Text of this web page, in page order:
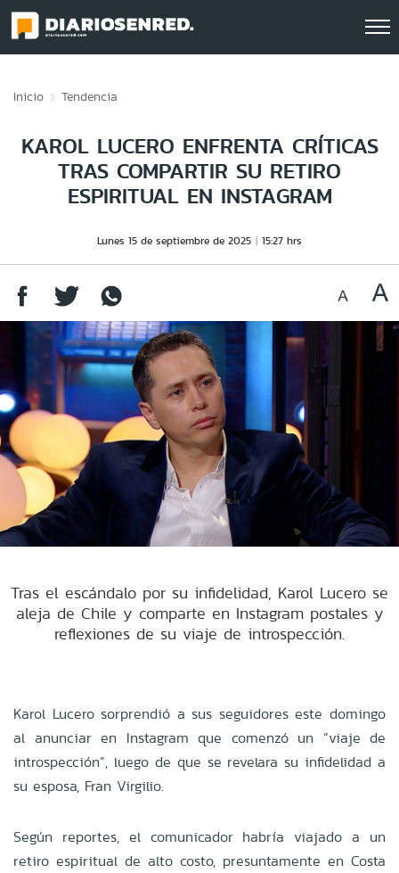
Inicio Tendencia
KAROL LUCERO ENFRENTA CRÍTICAS
TRAS COMPARTIR SU RETIRO
ESPIRITUAL EN INSTAGRAM
Lunes 15 de septiembre de 2025 15:27 hrs
Tras el escándalo por su infidelidad, Karol Lucero se
aleja de Chile y comparte en Instagram postales y
reflexiones de su viaje de introspección.
Karol Lucero sorprendió a sus seguidores este domingo
al anunciar en Instagram que comenzó un “viaje de
introspección”, luego de que se revelara su infidelidad a
su esposa, Fran Virgilio.
Según reportes, el comunicador habría viajado a un
retiro espiritual de alto costo, presuntamente en Costa